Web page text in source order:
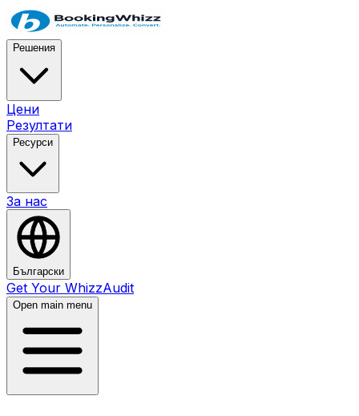
Решения
Цени
Резултати
Ресурси
За нас
Български
Get Your WhizzAudit
Open main menu